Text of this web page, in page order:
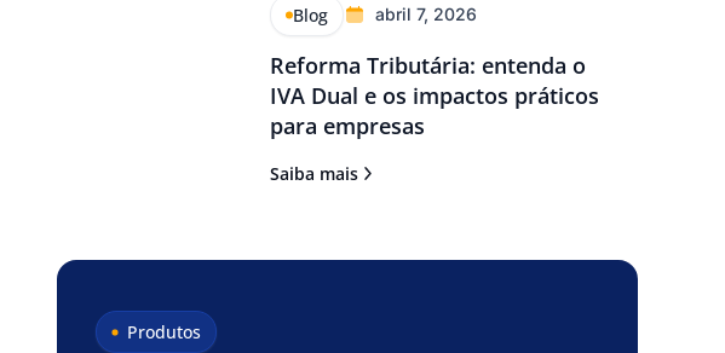
Blog abril 7, 2026
Reforma Tributária: entenda o
IVA Dual e os impactos práticos
para empresas
Saiba mais
Produtos